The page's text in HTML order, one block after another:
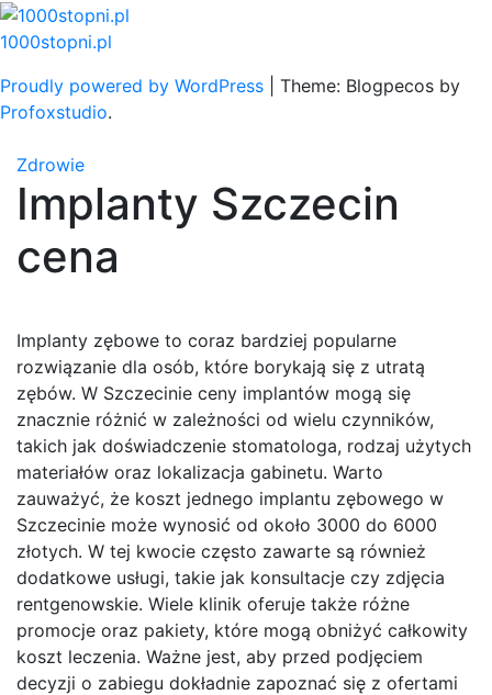
Skip
to
1000stopni.pl
Proudly powered by WordPress
Theme: Blogpecos by
Profoxstudio.
Zdrowie
Implanty Szczecin
cena
Implanty zębowe to coraz bardziej popularne
rozwiązanie dla osób, które borykają się z utratą
zębów. W Szczecinie ceny implantów mogą się
znacznie różnić w zależności od wielu czynników,
takich jak doświadczenie stomatologa, rodzaj użytych
materiałów oraz lokalizacja gabinetu. Warto
zauważyć, że koszt jednego implantu zębowego w
Szczecinie może wynosić od około 3000 do 6000
złotych. W tej kwocie często zawarte są również
dodatkowe usługi, takie jak konsultacje czy zdjęcia
rentgenowskie. Wiele klinik oferuje także różne
promocje oraz pakiety, które mogą obniżyć całkowity
koszt leczenia. Ważne jest, aby przed podjęciem
decyzji o zabiegu dokładnie zapoznać się z ofertami